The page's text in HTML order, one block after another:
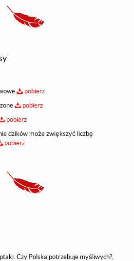
pobierz
pobierz
pobierz
dzików może zwiększyć liczbę
pobierz
Czy Polska potrzebuje myśliwych?,